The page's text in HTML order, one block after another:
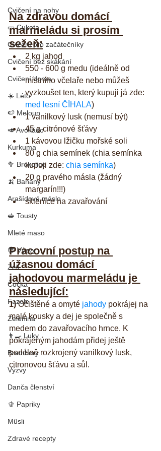
Cvičení na nohy
🥒 Cuketa
Cvičení pro začátečníky
Cvičení bez skákání
Cvičení doma
☀️ Léto
🍉 Meloun
🥑 Avokádo
Kurkuma
🥦 Brokolice
🍌 Banány
Arašídové máslo
🥪 Tousty
Mleté maso
😎 Výzvy
Zelí
Čočka
Fazole
Zelenina
👨‍🍳 Luky
Brambory
Výzvy
Danča členství
🫑 Papriky
Müsli
Zdravé recepty
Na zdravou domácí
marmeládu si prosím
sežeň:
2 kg jahod
550 - 600 g medu (ideálně od
místního včelaře nebo můžeš
vyzkoušet ten, který kupuji já zde:
med lesní ČÍHALA)
1 vanilkový lusk (nemusí být)
45 g citrónové šťávy
1 kávovou lžičku mořské soli
80 g chia semínek (chia semínka
kupuji zde: chia semínka)
20 g pravého másla (žádný
margarín!!!)
sklenice na zavařování
Pracovní postup na
úžasnou domácí
jahodovou marmeládu je
následující:
1) Očištěné a omyté jahody pokrájej na
malé kousky a dej je společně s
medem do zavařovacího hrnce. K
pokrájeným jahodám přidej ještě
podélně rozkrojený vanilkový lusk,
citronovou šťávu a sůl.